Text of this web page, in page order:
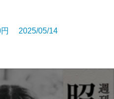
円 2025/05/14